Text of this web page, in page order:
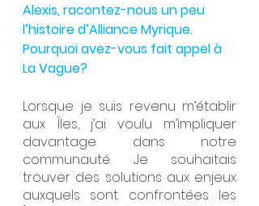
Alexis, racontez-nous un peu
l’histoire d’Alliance Myrique.
Pourquoi avez-vous fait appel à
La Vague?
Lorsque je suis revenu m’établir
aux Îles, j’ai voulu m’impliquer
davantage dans notre
communauté. Je souhaitais
trouver des solutions aux enjeux
auxquels sont confrontées les